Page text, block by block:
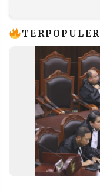
TERPOPULER